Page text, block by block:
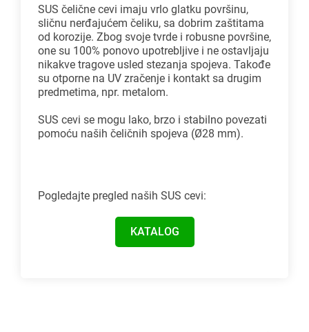
SUS čelične cevi imaju vrlo glatku površinu,
sličnu nerđajućem čeliku, sa dobrim zaštitama
od korozije. Zbog svoje tvrde i robusne površine,
one su 100% ponovo upotrebljive i ne ostavljaju
nikakve tragove usled stezanja spojeva. Takođe
su otporne na UV zračenje i kontakt sa drugim
predmetima, npr. metalom.
SUS cevi se mogu lako, brzo i stabilno povezati
pomoću naših čeličnih spojeva (Ø28 mm).
Pogledajte pregled naših SUS cevi:
KATALOG